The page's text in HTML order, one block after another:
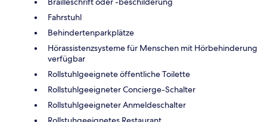
Fahrstuhl
Behindertenparkplätze
Hörassistenzsysteme für Menschen mit Hörbehinderung
verfügbar
Rollstuhlgeeignete öffentliche Toilette
Rollstuhlgeeigneter Concierge-Schalter
Rollstuhlgeeigneter Anmeldeschalter